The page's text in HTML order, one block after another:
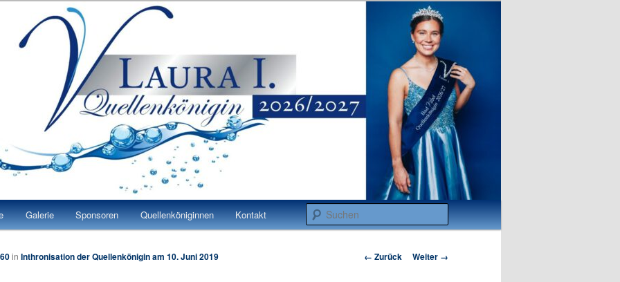
Vilbel
Suchen
Galerie Sponsoren Quellenköniginnen Kontakt
Bilder-
← Zurück Weiter →
in Inthronisation der Quellenkönigin am 10. Juni 2019